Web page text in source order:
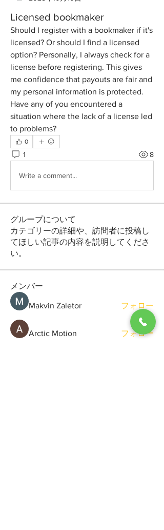
Licensed bookmaker
Should I register with a bookmaker if it's
licensed? Or should I find a licensed
option? Personally, I always check for a
license before registering. This gives
me confidence that payouts are fair and
my personal information is protected.
Have any of you encountered a
situation where the lack of a license led
to problems?
0
1 8
Write a comment...
グループについて
カテゴリーの詳細や、訪問者に投稿し
てほしい記事の内容を説明してくださ
い。
メンバー
Makvin Zaletor フォロー
Arctic Motion フォロー